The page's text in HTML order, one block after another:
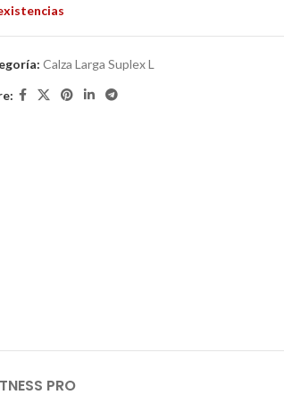
Calza Larga Suplex L
PRO